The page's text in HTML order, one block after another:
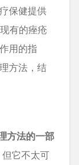
保健提供
有的痤疮
用的指
方法，结
方法的一部
它不太可